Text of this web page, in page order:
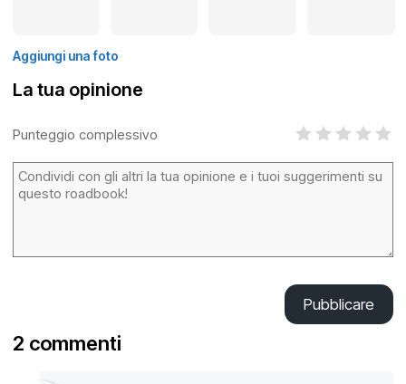
Aggiungi una foto
La tua opinione
Punteggio complessivo
Pubblicare
2 commenti